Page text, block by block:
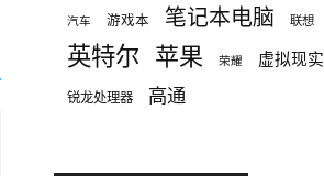
汽车 游戏本 笔记本电脑 联想
英特尔 苹果 荣耀 虚拟现实
锐龙处理器 高通